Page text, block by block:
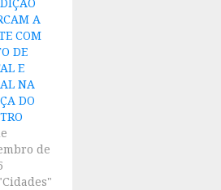
A
COM
DE
E
NA
DO
de